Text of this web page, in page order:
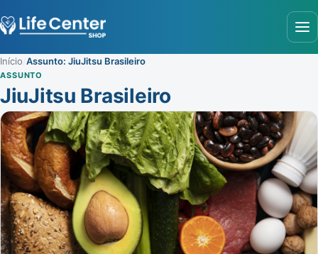
Início Assunto: JiuJitsu Brasileiro
ASSUNTO
JiuJitsu Brasileiro